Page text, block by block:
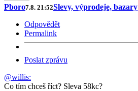
Pboro7.8. 21:52Slevy, výprodeje, bazary
Odpovědět
Permalink
Poslat zprávu
@willis:
Co tím chceš říct? Sleva 58kc?